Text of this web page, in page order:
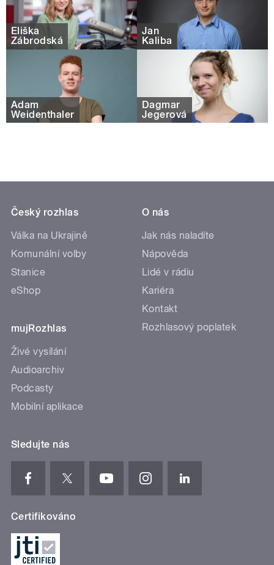
Eliška
Zábrodská
Jan
Kaliba
Adam
Weidenthaler
Dagmar
Jegerová
Český rozhlas
Válka na Ukrajině
Komunální volby
Stanice
eShop
mujRozhlas
Živé vysílání
Audioarchiv
Podcasty
Mobilní aplikace
O nás
Jak nás naladíte
Nápověda
Lidé v rádiu
Kariéra
Kontakt
Rozhlasový poplatek
Sledujte nás
Certifikováno